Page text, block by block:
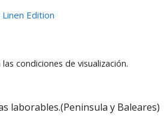
Edition
condiciones de visualización.
laborables.(Peninsula y Baleares)